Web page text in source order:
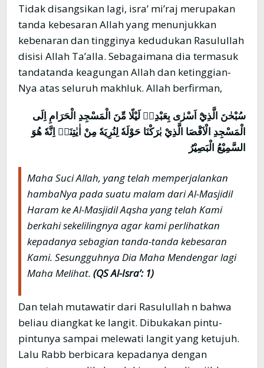
Tidak disangsikan lagi, isra’ mi’raj merupakan
tanda kebesaran Allah yang menunjukkan
kebenaran dan tingginya kedudukan Rasulullah
disisi Allah Ta’alla. Sebagaimana dia termasuk
tandatanda keagungan Allah dan ketinggian-
Nya atas seluruh makhluk. Allah berfirman,
سُبْحٰنَ الَّذِيْٓ اَسْرٰى بِعَبْدِهٖ لَيْلًا مِّنَ الْمَسْجِدِ الْحَرَامِ اِلَى
الْمَسْجِدِ الْاَقْصَا الَّذِيْ بٰرَكْنَا حَوْلَهٗ لِنُرِيَهٗ مِنْ اٰيٰتِنَاۗ اِنَّهٗ هُوَ
السَّمِيْعُ الْبَصِيْرُ
Maha Suci Allah, yang telah memperjalankan
hambaNya pada suatu malam dari Al-Masjidil
Haram ke Al-Masjidil Aqsha yang telah Kami
berkahi sekelilingnya agar kami perlihatkan
kepadanya sebagian tanda-tanda kebesaran
Kami. Sesungguhnya Dia Maha Mendengar lagi
Maha Melihat. (QS Al-Isra’: 1)
Dan telah mutawatir dari Rasulullah n bahwa
beliau diangkat ke langit. Dibukakan pintu-
pintunya sampai melewati langit yang ketujuh.
Lalu Rabb berbicara kepadanya dengan